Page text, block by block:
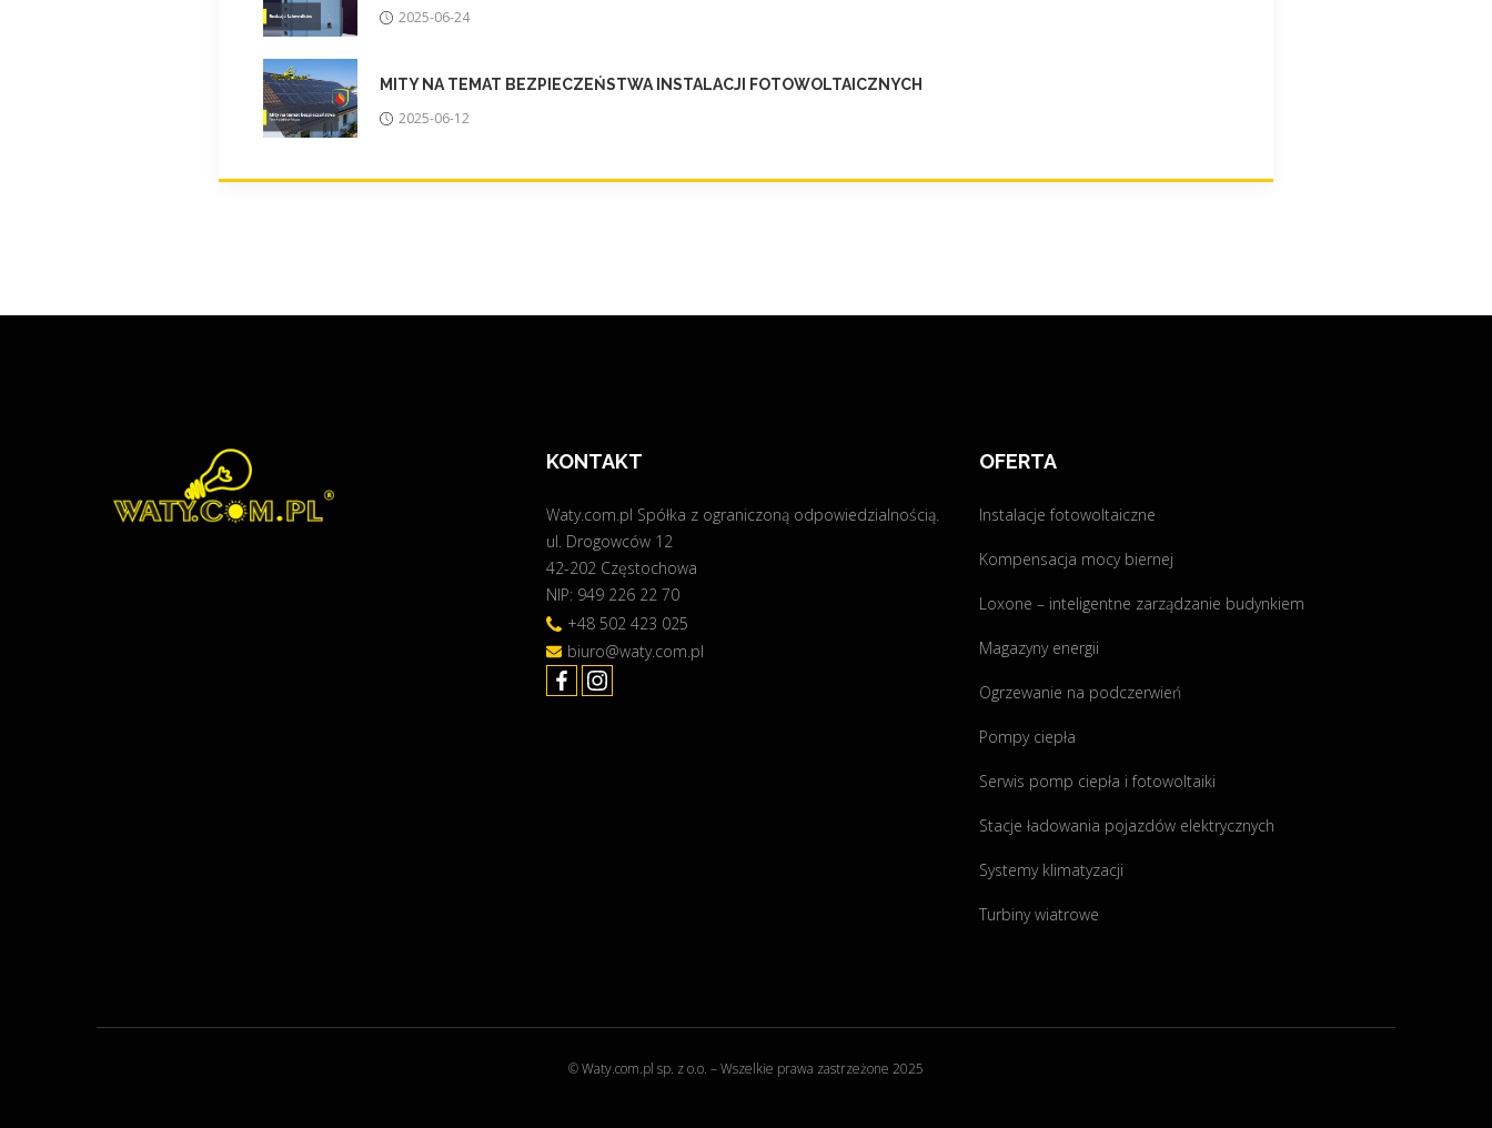
2025-06-24
MITY NA TEMAT BEZPIECZEŃSTWA INSTALACJI FOTOWOLTAICZNYCH
2025-06-12
KONTAKT
Waty.com.pl Spółka z ograniczoną odpowiedzialnością.
ul. Drogowców 12
42-202 Częstochowa
NIP: 949 226 22 70
+48 502 423 025
biuro@waty.com.pl
OFERTA
Instalacje fotowoltaiczne
Kompensacja mocy biernej
Loxone – inteligentne zarządzanie budynkiem
Magazyny energii
Ogrzewanie na podczerwień
Pompy ciepła
Serwis pomp ciepła i fotowoltaiki
Stacje ładowania pojazdów elektrycznych
Systemy klimatyzacji
Turbiny wiatrowe
© Waty.com.pl sp. z o.o. – Wszelkie prawa zastrzeżone 2025